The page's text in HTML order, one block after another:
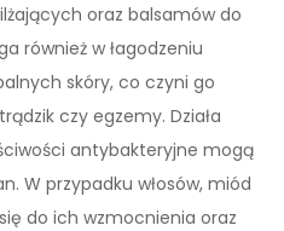
oraz balsamów do
również w łagodzeniu
skóry, co czyni go
czy egzemy. Działa
antybakteryjne mogą
W przypadku włosów, miód
do ich wzmocnienia oraz